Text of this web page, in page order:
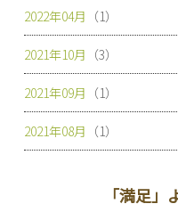
2022年04月 （1）
2021年10月 （3）
2021年09月 （1）
2021年08月 （1）
「満足